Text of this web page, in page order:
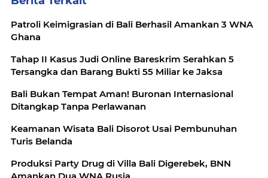
Patroli Keimigrasian di Bali Berhasil Amankan 3 WNA
Ghana
Tahap II Kasus Judi Online Bareskrim Serahkan 5
Tersangka dan Barang Bukti 55 Miliar ke Jaksa
Bali Bukan Tempat Aman! Buronan Internasional
Ditangkap Tanpa Perlawanan
Keamanan Wisata Bali Disorot Usai Pembunuhan
Turis Belanda
Produksi Party Drug di Villa Bali Digerebek, BNN